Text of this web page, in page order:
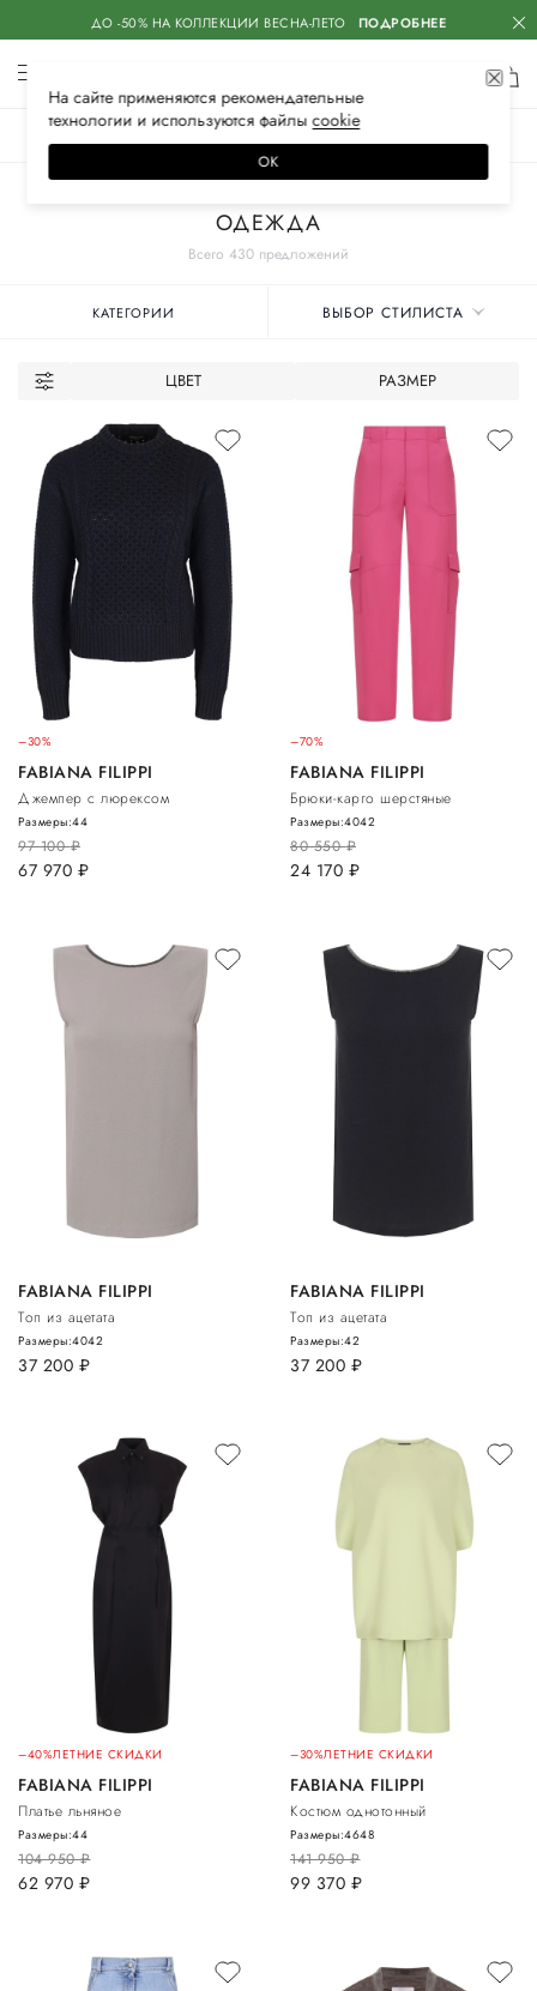
ДО -50% НА КОЛЛЕКЦИИ ВЕСНА-ЛЕТО ПОДРОБНЕЕ
Всего 430 предложений
ОДЕЖДА
КАТЕГОРИИ ВЫБОР СТИЛИСТА
ЦВЕТ РАЗМЕР
–30%
FABIANA FILIPPI
Джемпер с люрексом
97 100руб.
67 970 руб.
Размеры:44
–70%
FABIANA FILIPPI
Брюки-карго шерстяные
80 550руб.
24 170 руб.
Размеры:4042
FABIANA FILIPPI
Топ из ацетата
37 200 руб.
Размеры:4042
FABIANA FILIPPI
Топ из ацетата
37 200 руб.
Размеры:42
–40%ЛЕТНИЕ СКИДКИ
FABIANA FILIPPI
Платье льняное
104 950руб.
62 970 руб.
Размеры:44
–30%ЛЕТНИЕ СКИДКИ
FABIANA FILIPPI
Костюм однотонный
141 950руб.
99 370 руб.
Размеры:4648
На сайте применяются рекомендательные
технологии и используются файлысооkiе
ОК